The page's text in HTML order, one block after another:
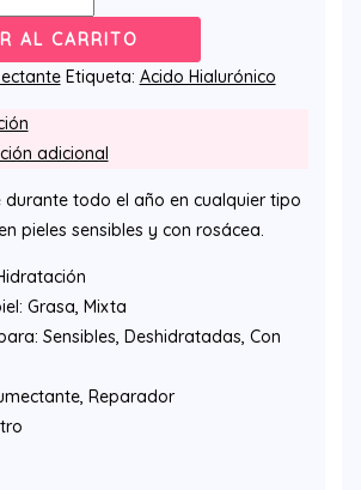
AL CARRITO
Etiqueta: Acido Hialurónico
adicional
durante todo el año en cualquier tipo
pieles sensibles y con rosácea.
Grasa, Mixta
Sensibles, Deshidratadas, Con
Reparador